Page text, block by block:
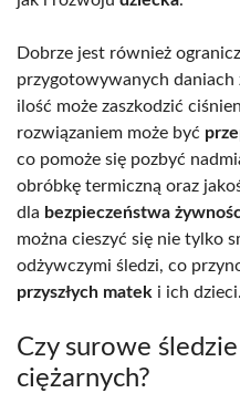
Dobrze jest również
przygotowywanych daniach
ilość może zaszkodzić
rozwiązaniem może być
co pomoże się pozbyć
obróbkę termiczną oraz
dla bezpieczeństwa
można cieszyć się nie tylko
odżywczymi śledzi, co
przyszłych matek i ich dzieci.
Czy surowe
ciężarnych?